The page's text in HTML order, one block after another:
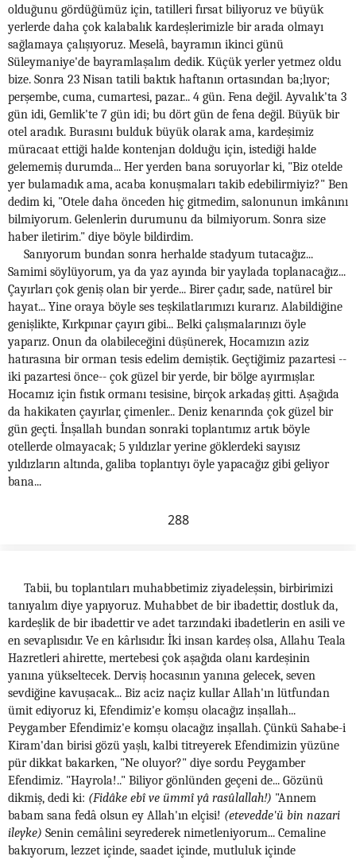
olduğunu gördüğümüz için, tatilleri fırsat biliyoruz ve büyük
yerlerde daha çok kalabalık kardeşlerimizle bir arada olmayı
sağlamaya çalışıyoruz. Meselâ, bayramın ikinci günü
Süleymaniye'de bayramlaşalım dedik. Küçük yerler yetmez oldu
bize. Sonra 23 Nisan tatili baktık haftanın ortasından ba;lıyor;
perşembe, cuma, cumartesi, pazar... 4 gün. Fena değil. Ayvalık'ta 3
gün idi, Gemlik'te 7 gün idi; bu dört gün de fena değil. Büyük bir
otel aradık. Burasını bulduk büyük olarak ama, kardeşimiz
müracaat ettiği halde kontenjan dolduğu için, istediği halde
gelememiş durumda... Her yerden bana soruyorlar ki, "Biz otelde
yer bulamadık ama, acaba konuşmaları takib edebilirmiyiz?" Ben
dedim ki, "Otele daha önceden hiç gitmedim, salonunun imkânını
bilmiyorum. Gelenlerin durumunu da bilmiyorum. Sonra size
haber iletirim." diye böyle bildirdim.
Sanıyorum bundan sonra herhalde stadyum tutacağız...
Samimi söylüyorum, ya da yaz ayında bir yaylada toplanacağız...
Çayırları çok geniş olan bir yerde... Birer çadır, sade, natürel bir
hayat... Yine oraya böyle ses teşkilatlarımızı kurarız. Alabildiğine
genişlikte, Kırkpınar çayırı gibi... Belki çalışmalarınızı öyle
yaparız. Onun da olabileceğini düşünerek, Hocamızın aziz
hatırasına bir orman tesis edelim demiştik. Geçtiğimiz pazartesi --
iki pazartesi önce-- çok güzel bir yerde, bir bölge ayırmışlar.
Hocamız için fıstık ormanı tesisine, birçok arkadaş gitti. Aşağıda
da hakikaten çayırlar, çimenler... Deniz kenarında çok güzel bir
gün geçti. İnşallah bundan sonraki toplantımız artık böyle
otellerde olmayacak; 5 yıldızlar yerine göklerdeki sayısız
yıldızların altında, galiba toplantıyı öyle yapacağız gibi geliyor
bana...
288
Tabii, bu toplantıları muhabbetimiz ziyadeleşsin, birbirimizi
tanıyalım diye yapıyoruz. Muhabbet de bir ibadettir, dostluk da,
kardeşlik de bir ibadettir ve adet tarzındaki ibadetlerin en asili ve
en sevaplısıdır. Ve en kârlısıdır. İki insan kardeş olsa, Allahu Teala
Hazretleri ahirette, mertebesi çok aşağıda olanı kardeşinin
yanına yükseltecek. Derviş hocasının yanına gelecek, seven
sevdiğine kavuşacak... Biz aciz naçiz kullar Allah'ın lütfundan
ümit ediyoruz ki, Efendimiz'e komşu olacağız inşallah...
Peygamber Efendimiz'e komşu olacağız inşallah. Çünkü Sahabe-i
Kiram'dan birisi gözü yaşlı, kalbi titreyerek Efendimizin yüzüne
pür dikkat bakarken, "Ne oluyor?" diye sordu Peygamber
Efendimiz. "Hayrola!.." Biliyor gönlünden geçeni de... Gözünü
dikmiş, dedi ki: (Fidâke ebî ve ümmî yâ rasûlallah!) "Annem
babam sana fedâ olsun ey Allah'ın elçisi! (etevedde'ü bin nazari
ileyke) Senin cemâlini seyrederek nimetleniyorum... Cemaline
bakıyorum, lezzet içinde, saadet içinde, mutluluk içinde